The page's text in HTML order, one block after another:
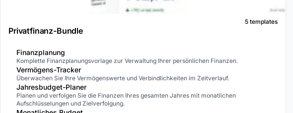
Privatfinanz-Bundle
5 templates
Finanzplanung
Komplette Finanzplanungsvorlage zur Verwaltung Ihrer persönlichen Finanzen.
Vermögens-Tracker
Überwachen Sie Ihre Vermögenswerte und Verbindlichkeiten im Zeitverlauf.
Jahresbudget-Planer
Planen und verfolgen Sie die Finanzen Ihres gesamten Jahres mit monatlichen
Aufschlüsselungen und Zielverfolgung.